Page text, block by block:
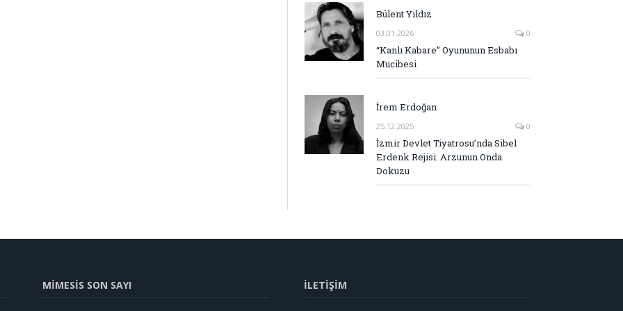
Bülent Yıldız
03.01.2026 0
“Kanlı Kabare” Oyununun Esbabı
Mucibesi
İrem Erdoğan
25.12.2025 0
İzmir Devlet Tiyatrosu’nda Sibel
Erdenk Rejisi: Arzunun Onda
Dokuzu
MİMESİS SON SAYI İLETİŞİM